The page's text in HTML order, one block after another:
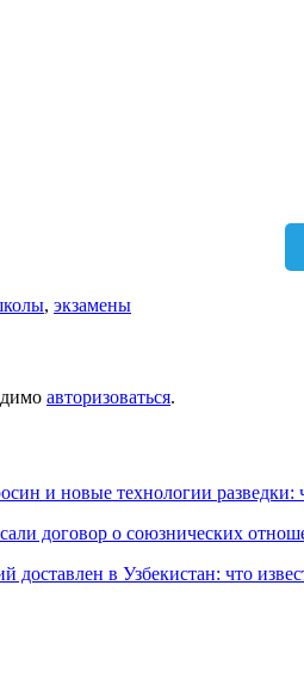
, экзамены
авторизоваться.
и новые технологии разведки:
договор о союзнических
доставлен в Узбекистан: что